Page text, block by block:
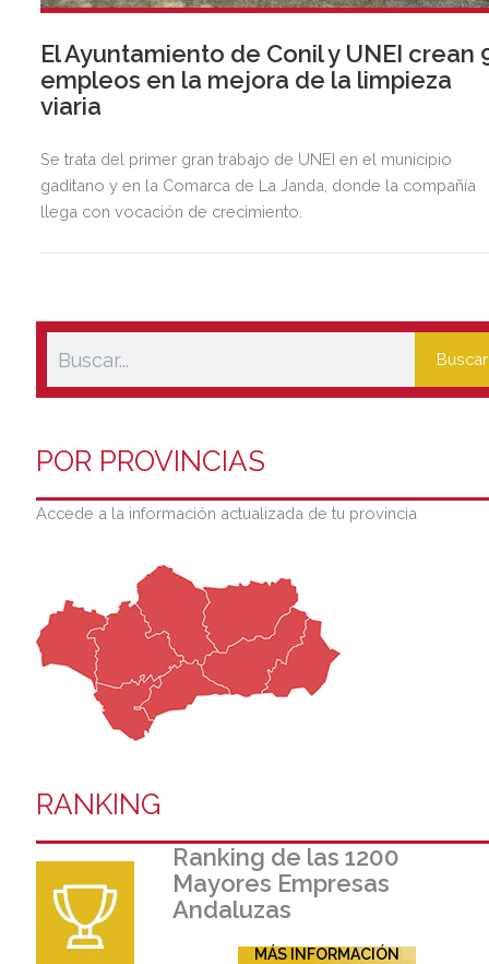
El Ayuntamiento de Conil y UNEI crean
empleos en la mejora de la limpieza
viaria
Se trata del primer gran trabajo de UNEI en el municipio
gaditano y en la Comarca de La Janda, donde la compañía
llega con vocación de crecimiento.
Buscar
POR PROVINCIAS
Accede a la información actualizada de tu provincia
RANKING
Ranking de las 1200
Mayores Empresas
Andaluzas
MÁS INFORMACIÓN